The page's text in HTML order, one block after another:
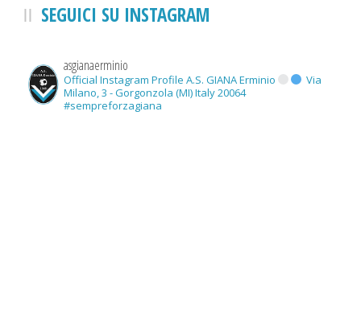
SEGUICI SU INSTAGRAM
asgianaerminio
Official Instagram Profile A.S. GIANA Erminio
Via
Milano, 3 - Gorgonzola (MI) Italy 20064
#sempreforzagiana